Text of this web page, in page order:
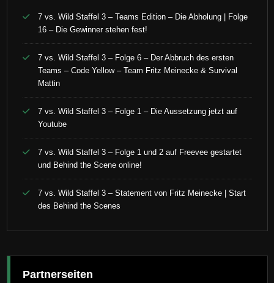
7 vs. Wild Staffel 3 – Teams Edition – Die Abholung | Folge
16 – Die Gewinner stehen fest!
7 vs. Wild Staffel 3 – Folge 6 – Der Abbruch des ersten
Teams – Code Yellow – Team Fritz Meinecke & Survival
Mattin
7 vs. Wild Staffel 3 – Folge 1 – Die Aussetzung jetzt auf
Youtube
7 vs. Wild Staffel 3 – Folge 1 und 2 auf Freevee gestartet
und Behind the Scene online!
7 vs. Wild Staffel 3 – Statement von Fritz Meinecke | Start
des Behind the Scenes
Partnerseiten